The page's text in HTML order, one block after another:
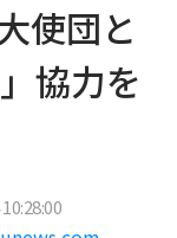
使団と
協力を